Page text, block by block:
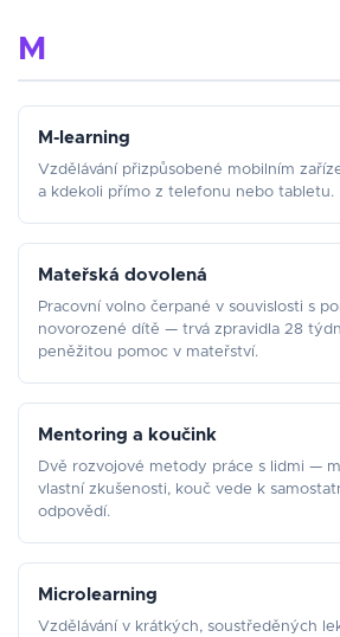
M
M-learning
Vzdělávání přizpůsobené mobilním
a kdekoli přímo z telefonu nebo tabletu.
Mateřská dovolená
Pracovní volno čerpané v souvislosti s
novorozené dítě — trvá zpravidla 28
peněžitou pomoc v mateřství.
Mentoring a koučink
Dvě rozvojové metody práce s lidmi —
vlastní zkušenosti, kouč vede k
odpovědí.
Microlearning
Vzdělávání v krátkých, soustředěných